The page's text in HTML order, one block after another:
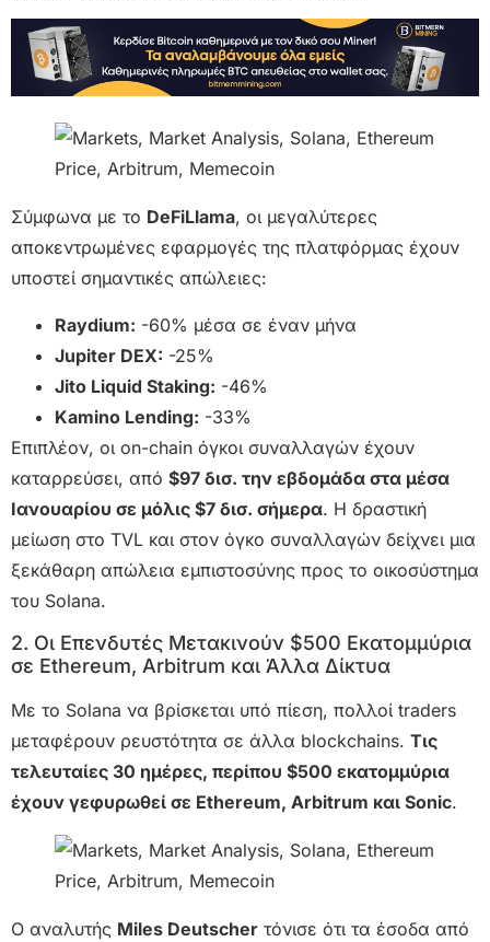
Σύμφωνα με το DeFiLlama, οι μεγαλύτερες
αποκεντρωμένες εφαρμογές της πλατφόρμας έχουν
υποστεί σημαντικές απώλειες:
Raydium: -60% μέσα σε έναν μήνα
Jupiter DEX: -25%
Jito Liquid Staking: -46%
Kamino Lending: -33%
Επιπλέον, οι on-chain όγκοι συναλλαγών έχουν
καταρρεύσει, από $97 δισ. την εβδομάδα στα μέσα
Ιανουαρίου σε μόλις $7 δισ. σήμερα. Η δραστική
μείωση στο TVL και στον όγκο συναλλαγών δείχνει μια
ξεκάθαρη απώλεια εμπιστοσύνης προς το οικοσύστημα
του Solana.
2. Οι Επενδυτές Μετακινούν $500 Εκατομμύρια
σε Ethereum, Arbitrum και Άλλα Δίκτυα
Με το Solana να βρίσκεται υπό πίεση, πολλοί traders
μεταφέρουν ρευστότητα σε άλλα blockchains. Τις
τελευταίες 30 ημέρες, περίπου $500 εκατομμύρια
έχουν γεφυρωθεί σε Ethereum, Arbitrum και Sonic.
Ο αναλυτής Miles Deutscher τόνισε ότι τα έσοδα από